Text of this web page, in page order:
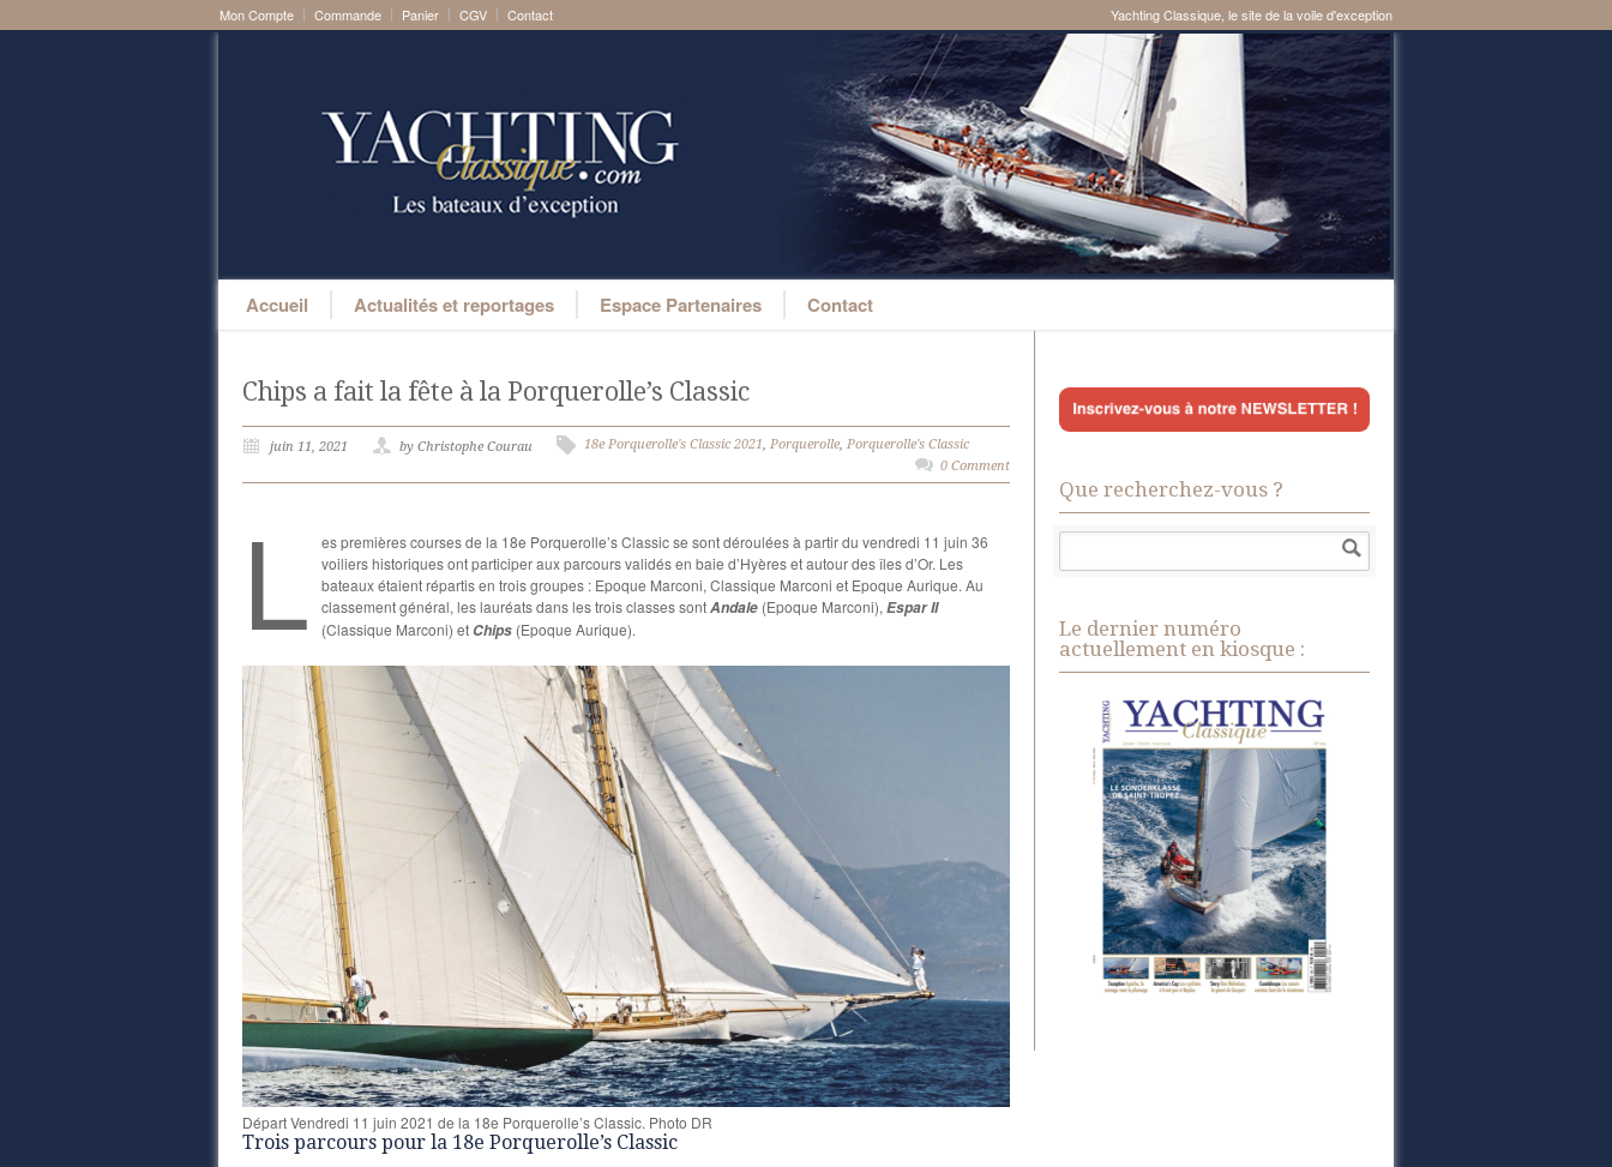
Mon Compte Commande Panier CGV Contact Yachting Classique, le site de la voile d'exception
Accueil Actualités et reportages Espace Partenaires Contact
Chips a fait la fête à la Porquerolle’s Classic
juin 11, 2021 by Christophe Courau 18e Porquerolle's Classic 2021, Porquerolle, Porquerolle's Classic
0 Comment
L
es premières courses de la 18e Porquerolle’s Classic se sont déroulées à partir du vendredi 11 juin 36
voiliers historiques ont participer aux parcours validés en baie d’Hyères et autour des îles d’Or. Les
bateaux étaient répartis en trois groupes : Epoque Marconi, Classique Marconi et Epoque Aurique. Au
classement général, les lauréats dans les trois classes sontAndale (Epoque Marconi),Espar II
(Classique Marconi) et Chips (Epoque Aurique).
Départ Vendredi 11 juin 2021 de la 18e Porquerolle’s Classic. Photo DR
Trois parcours pour la 18e Porquerolle’s Classic
Que recherchez-vous ?
Le dernier numéro
actuellement en kiosque :